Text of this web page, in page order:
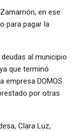
en ese
para pagar la
al municipio
que terminó
empresa DOMOS
por otras
Clara Luz,